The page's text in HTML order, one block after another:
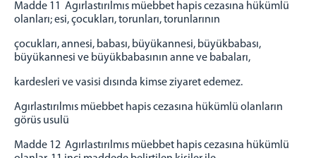
Madde 11 Agırlastırılmıs müebbet hapis cezasına hükümlü
olanları; esi, çocukları, torunları, torunlarının
çocukları, annesi, babası, büyükannesi, büyükbabası,
büyükannesi ve büyükbabasının anne ve babaları,
kardesleri ve vasisi dısında kimse ziyaret edemez.
Agırlastırılmıs müebbet hapis cezasına hükümlü olanların
görüs usulü
Madde 12 Agırlastırılmıs müebbet hapis cezasına hükümlü